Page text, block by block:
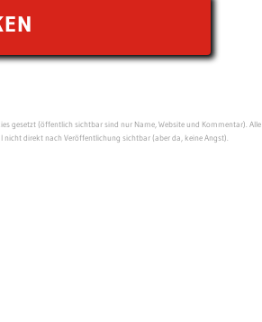
gesetzt (öffentlich sichtbar sind nur Name, Website und Kommentar). Alle
direkt nach Veröffentlichung sichtbar (aber da, keine Angst).